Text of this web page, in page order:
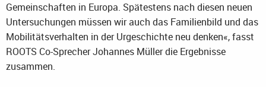
Gemeinschaften in Europa. Spätestens nach diesen neuen
Untersuchungen müssen wir auch das Familienbild und das
Mobilitätsverhalten in der Urgeschichte neu denken«, fasst
ROOTS Co-Sprecher Johannes Müller die Ergebnisse
zusammen.